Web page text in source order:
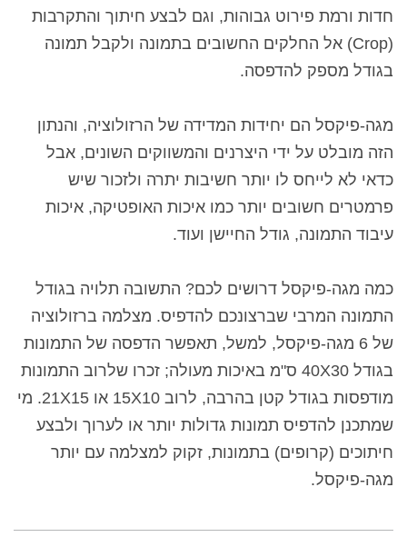
חדות ורמת פירוט גבוהות, וגם לבצע חיתוך והתקרבות
(Crop) אל החלקים החשובים בתמונה ולקבל תמונה
בגודל מספק להדפסה.
מגה-פיקסל הם יחידות המדידה של הרזולוציה, והנתון
הזה מובלט על ידי היצרנים והמשווקים השונים, אבל
כדאי לא לייחס לו יותר חשיבות יתרה ולזכור שיש
פרמטרים חשובים יותר כמו איכות האופטיקה, איכות
עיבוד התמונה, גודל החיישן ועוד.
כמה מגה-פיקסל דרושים לכם? התשובה תלויה בגודל
התמונה המרבי שברצונכם להדפיס. מצלמה ברזולוציה
של 6 מגה-פיקסל, למשל, תאפשר הדפסה של התמונות
בגודל 40X30 ס"מ באיכות מעולה; זכרו שלרוב התמונות
מודפסות בגודל קטן בהרבה, לרוב 15X10 או 21X15.
מי
שמתכנן להדפיס תמונות גדולות יותר או לערוך ולבצע
חיתוכים (קרופים) בתמונות, זקוק למצלמה עם יותר
מגה-פיקסל.